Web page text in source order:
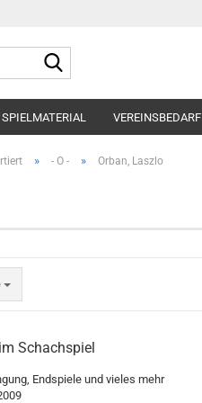
SPIELMATERIAL VEREINSBEDARF
» - O - » Orban, Laszlo
Schachspiel
Endspiele und vieles mehr